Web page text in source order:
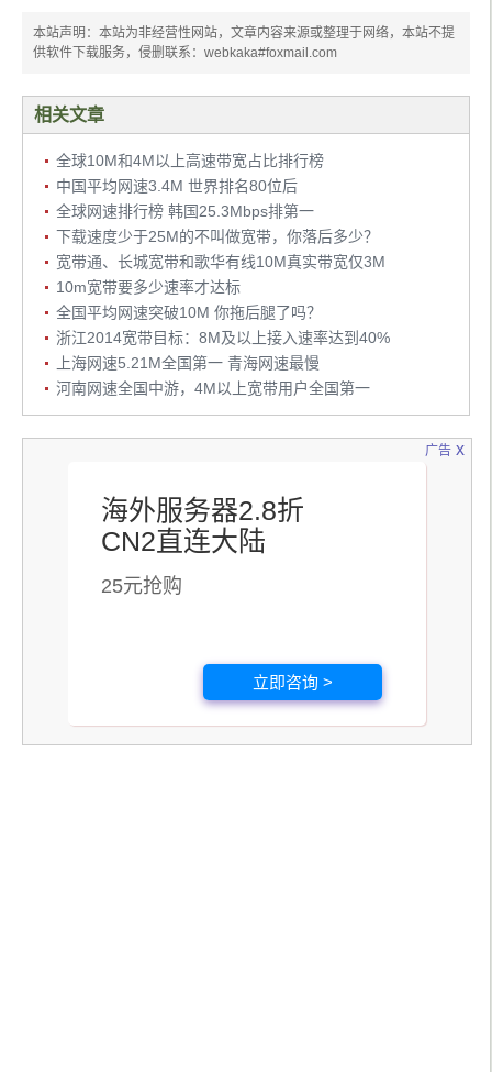
本站声明：本站为非经营性网站，文章内容来源或整理于网络，本站不提
供软件下载服务，侵删联系：webkaka#foxmail.com
相关文章
全球10M和4M以上高速带宽占比排行榜
中国平均网速3.4M 世界排名80位后
全球网速排行榜 韩国25.3Mbps排第一
下载速度少于25M的不叫做宽带，你落后多少？
宽带通、长城宽带和歌华有线10M真实带宽仅3M
10m宽带要多少速率才达标
全国平均网速突破10M 你拖后腿了吗？
浙江2014宽带目标：8M及以上接入速率达到40%
上海网速5.21M全国第一 青海网速最慢
河南网速全国中游，4M以上宽带用户全国第一
广告
海外服务器2.8折
CN2直连大陆
25元抢购
立即咨询 >
x